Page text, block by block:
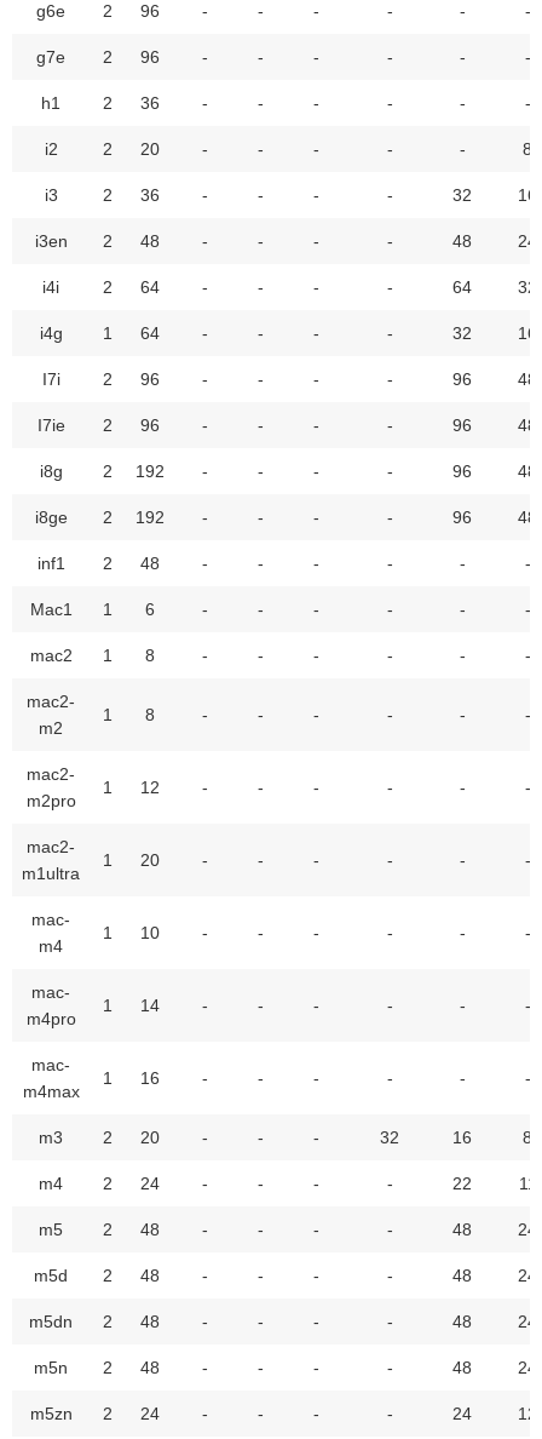
g6e 2 96 - - - - - -
g7e 2 96 - - - - - -
h1 2 36 - - - - - -
i2 2 20 - - - - - 8
i3 2 36 - - - - 32 16
i3en 2 48 - - - - 48 24
i4i 2 64 - - - - 64 32
i4g 1 64 - - - - 32 16
I7i 2 96 - - - - 96 48
I7ie 2 96 - - - - 96 48
i8g 2 192 - - - - 96 48
i8ge 2 192 - - - - 96 48
inf1 2 48 - - - - - -
Mac1 1 6 - - - - - -
mac2 1 8 - - - - - -
mac2-
m2
1 8 - - - - - -
mac2-
m2pro
1 12 - - - - - -
mac2-
m1ultra
1 20 - - - - - -
mac-
m4
1 10 - - - - - -
mac-
m4pro
1 14 - - - - - -
mac-
m4max
1 16 - - - - - -
m3 2 20 - - - 32 16 8
m4 2 24 - - - - 22 11
m5 2 48 - - - - 48 24
m5d 2 48 - - - - 48 24
m5dn 2 48 - - - - 48 24
m5n 2 48 - - - - 48 24
m5zn 2 24 - - - - 24 12